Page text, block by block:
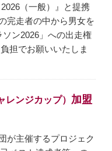
（一般）』と提携
完走者の中から男女を
ン2026」への出走権
担でお願いいたしま
レンジカップ） 加盟
が主催するプロジェク